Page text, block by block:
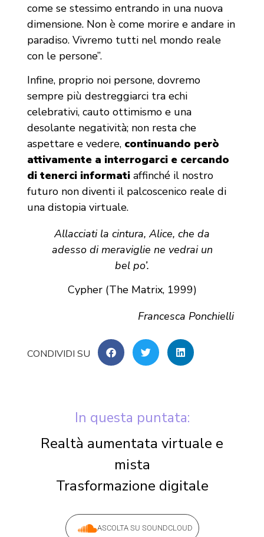
come se stessimo entrando in una nuova
dimensione. Non è come morire e andare in
paradiso. Vivremo tutti nel mondo reale
con le persone”.
Infine, proprio noi persone, dovremo
sempre più destreggiarci tra echi
celebrativi, cauto ottimismo e una
desolante negatività; non resta che
aspettare e vedere, continuando però
attivamente a interrogarci e cercando
di tenerci informatiaffinché il nostro
futuro non diventi il palcoscenico reale di
una distopia virtuale.
Allacciati la cintura, Alice, che da
adesso di meraviglie ne vedrai un
bel po’.
Cypher (The Matrix, 1999)
Francesca Ponchielli
In questa puntata:
Realtà aumentata virtuale e
mista
Trasformazione digitale
ASCOLTA SU SOUNDCLOUD